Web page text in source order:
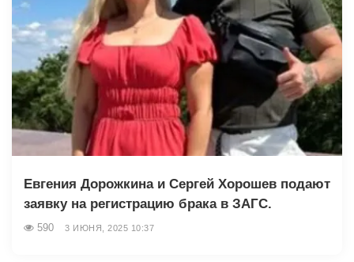
Евгения Дорожкина и Сергей Хорошев подают
заявку на регистрацию брака в ЗАГС.
590 3 ИЮНЯ, 2025 10:37